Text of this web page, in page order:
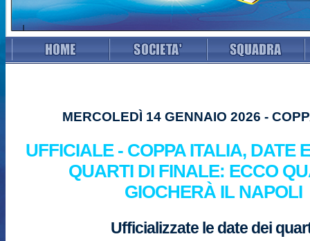
MERCOLEDÌ 14 GENNAIO 2026 -
UFFICIALE - COPPA ITALIA, DATE
QUARTI DI FINALE: ECCO
GIOCHERÀ IL NAPOLI
Ufficializzate le date dei